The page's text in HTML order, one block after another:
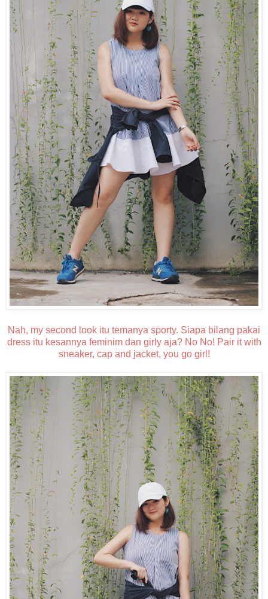
Nah, my second look itu temanya sporty. Siapa bilang pakai
dress itu kesannya feminim dan girly aja? No No! Pair it with
sneaker, cap and jacket, you go girl!